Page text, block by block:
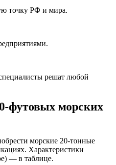
точку РФ и мира.
решат любой
футовых морских
морские 20-тонные
Характеристики
— в таблице.